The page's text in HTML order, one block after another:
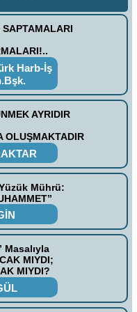
SAPTAMALARI
Harb-İş
AYRIDIR
OLUŞMAKTADIR
Mührü:
Masalıyla
MIYDI;
MIYDI?